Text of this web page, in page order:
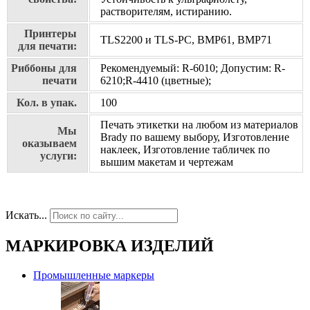
растворителям, истиранию.
Принтеры
для печати:
TLS2200 и TLS-PC, BMP61, BMP71
Риббоны для
печати
Рекомендуемый: R-6010; Допустим: R-
6210;R-4410 (цветные);
Кол. в упак.
100
Мы
оказываем
услуги:
Печать этикетки на любом из материалов
Brady по вашему выбору, Изготовление
наклеек, Изготовление табличек по
вышим макетам и чертежам
Искать...
МАРКИРОВКА ИЗДЕЛИЙ
Промышленные маркеры